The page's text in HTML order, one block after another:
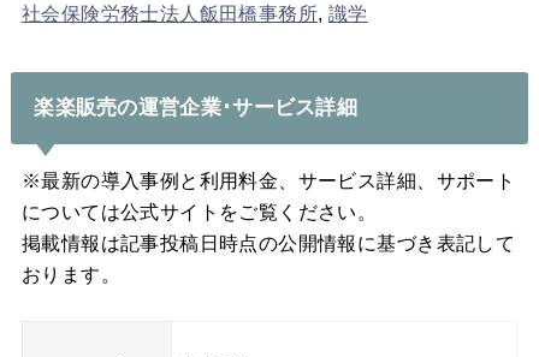
社会保険労務士法人飯田橋事務所, 識学
楽楽販売の運営企業･サービス詳細
※最新の導入事例と利用料金、サービス詳細、サポート
については公式サイトをご覧ください。
掲載情報は記事投稿日時点の公開情報に基づき表記して
おります。